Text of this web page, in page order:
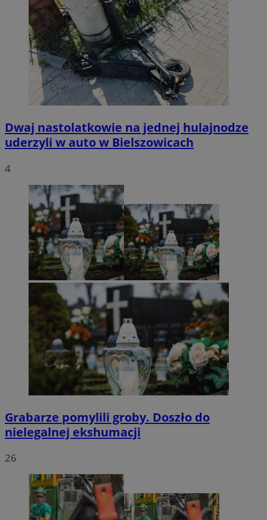
Dwaj nastolatkowie na jednej hulajnodze
uderzyli w auto w Bielszowicach
4
Grabarze pomylili groby. Doszło do
nielegalnej ekshumacji
26